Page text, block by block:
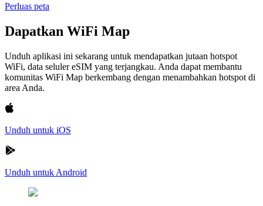
Perluas peta
Dapatkan WiFi Map
Unduh aplikasi ini sekarang untuk mendapatkan jutaan hotspot
WiFi, data seluler eSIM yang terjangkau. Anda dapat membantu
komunitas WiFi Map berkembang dengan menambahkan hotspot di
area Anda.
Unduh untuk iOS
Unduh untuk Android